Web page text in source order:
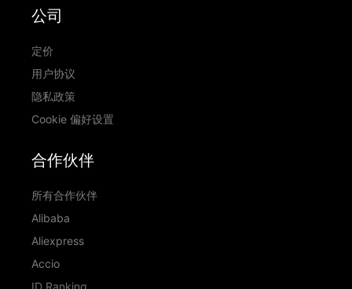
公司
定价
用户协议
隐私政策
Cookie 偏好设置
合作伙伴
所有合作伙伴
Alibaba
Aliexpress
Accio